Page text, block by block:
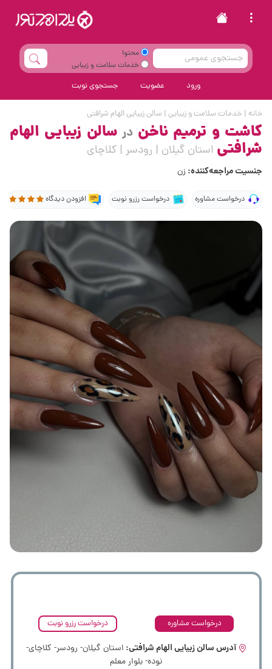
محتوا
خدمات سلامت و زیبایی
ورود عضویت جستجوی نوبت
خانه | خدمات سلامت و زیبایی | سالن زیبایی الهام شرافتی
کاشت و ترمیم ناخن در سالن زیبایی الهام
شرافتی استان گیلان | رودسر | کلاچای
جنسیت مراجعه‌کننده: زن
درخواست مشاوره درخواست رزرو نوبت افزودن دیدگاه
درخواست مشاوره درخواست رزرو نوبت
آدرس سالن زیبایی الهام شرافتی: استان گیلان- رودسر- کلاچای-
نوده- بلوار معلم